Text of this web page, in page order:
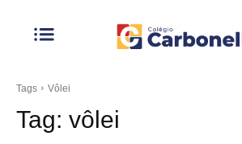
Tags Vôlei
Tag: vôlei